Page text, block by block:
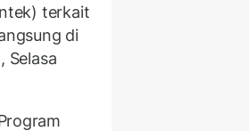
terkait
di
Selasa